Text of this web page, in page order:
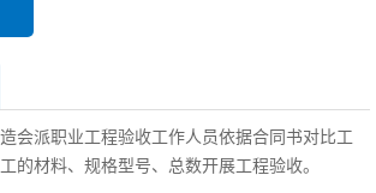
会派职业工程验收工作人员依据合同书对比工
的材料、规格型号、总数开展工程验收。